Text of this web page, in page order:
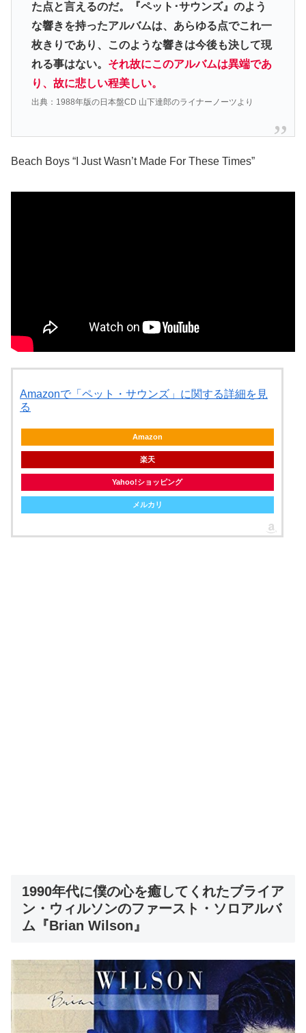
た点と言えるのだ。『ペット･サウンズ』のよう
な響きを持ったアルバムは、あらゆる点でこれ一
枚きりであり、このような響きは今後も決して現
れる事はない。 それ故にこのアルバムは異端であ
り、故に悲しい程美しい。
出典：1988年版の日本盤CD 山下達郎のライナーノーツより
Beach Boys “I Just Wasn’t Made For These Times”
Amazonで「ペット・サウンズ」に関する詳細を見
る
Amazon
楽天
Yahoo!ショッピング
メルカリ
1990年代に僕の心を癒してくれたブライア
ン・ウィルソンのファースト・ソロアルバ
ム『Brian Wilson』